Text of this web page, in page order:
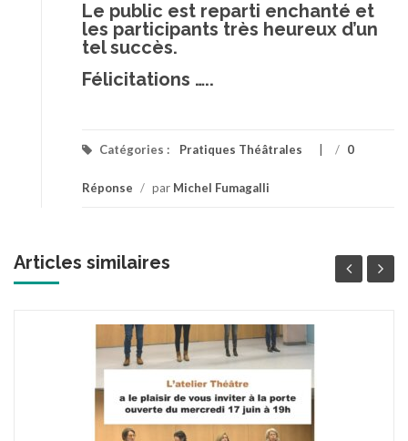
Le public est reparti enchanté et
les participants très heureux d’un
tel succès.
Félicitations …..
Catégories : Pratiques Théâtrales / 0
Réponse / par Michel Fumagalli
Articles similaires